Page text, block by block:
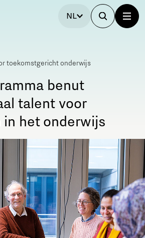
NL
toekomstgericht onderwijs
benut
talent voor
in het onderwijs